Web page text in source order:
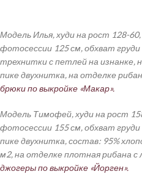
Модель Илья, худи на рост 128-
фотосессии 125 см, обхват
трехнитки с петлей на изнанке,
пике двухнитка, на отделке
брюки по выкройке «Макар».
Модель Тимофей, худи на рост
фотосессии 155 см, обхват
пике двухнитка, состав: 95%
м2, на отделке плотная рибана
джогеры по выкройке «Йорген».